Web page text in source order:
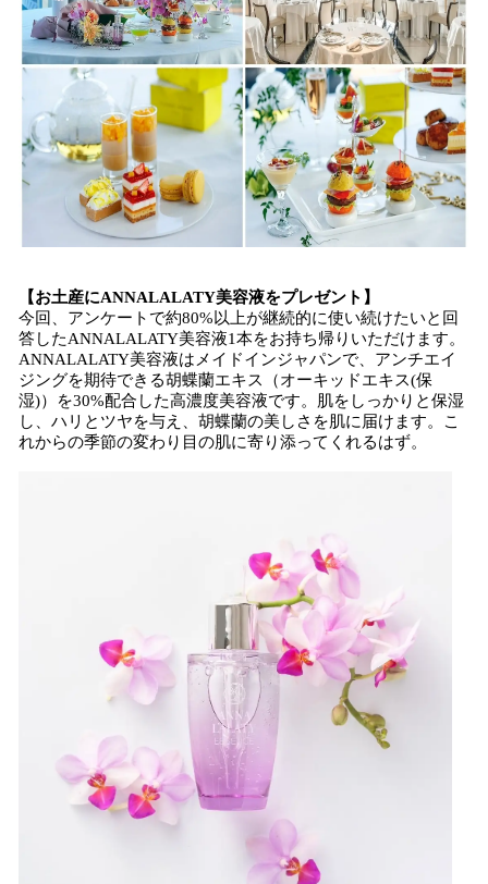
【お土産にANNALALATY美容液をプレゼント】
今回、アンケートで約80%以上が継続的に使い続けたいと回
答したANNALALATY美容液1本をお持ち帰りいただけます。
ANNALALATY美容液はメイドインジャパンで、アンチエイ
ジングを期待できる胡蝶蘭エキス（オーキッドエキス(保
湿)）を30%配合した高濃度美容液です。肌をしっかりと保湿
し、ハリとツヤを与え、胡蝶蘭の美しさを肌に届けます。こ
れからの季節の変わり目の肌に寄り添ってくれるはず。